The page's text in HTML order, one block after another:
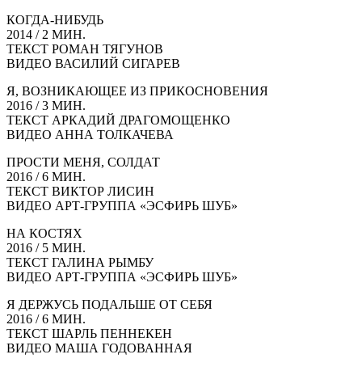
КОГДА-НИБУДЬ
2014 / 2 МИН.
ТЕКСТ РОМАН ТЯГУНОВ
ВИДЕО ВАСИЛИЙ СИГАРЕВ
Я, ВОЗНИКАЮЩЕЕ ИЗ ПРИКОСНОВЕНИЯ
2016 / 3 МИН.
ТЕКСТ АРКАДИЙ ДРАГОМОЩЕНКО
ВИДЕО АННА ТОЛКАЧЕВА
ПРОСТИ МЕНЯ, СОЛДАТ
2016 / 6 МИН.
ТЕКСТ ВИКТОР ЛИСИН
ВИДЕО АРТ‑ГРУППА «ЭСФИРЬ ШУБ»
НА КОСТЯХ
2016 / 5 МИН.
ТЕКСТ ГАЛИНА РЫМБУ
ВИДЕО АРТ‑ГРУППА «ЭСФИРЬ ШУБ»
Я ДЕРЖУСЬ ПОДАЛЬШЕ ОТ СЕБЯ
2016 / 6 МИН.
ТЕКСТ ШАРЛЬ ПЕННЕКЕН
ВИДЕО МАША ГОДОВАННАЯ